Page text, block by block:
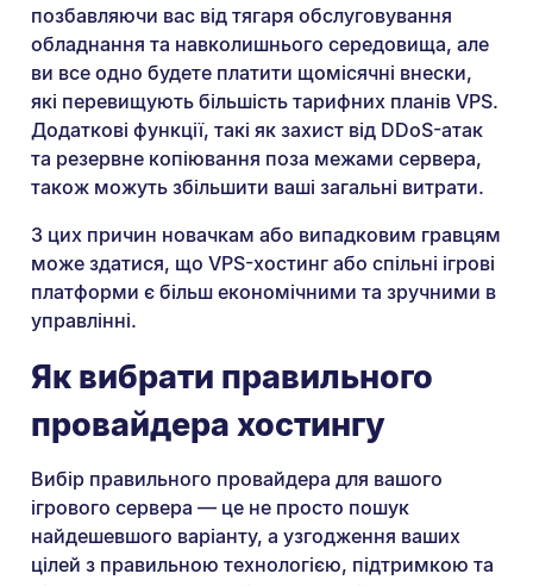
позбавляючи вас від тягаря обслуговування
обладнання та навколишнього середовища, але
ви все одно будете платити щомісячні внески,
які перевищують більшість тарифних планів VPS.
Додаткові функції, такі як захист від DDoS-атак
та резервне копіювання поза межами сервера,
також можуть збільшити ваші загальні витрати.
З цих причин новачкам або випадковим гравцям
може здатися, що VPS-хостинг або спільні ігрові
платформи є більш економічними та зручними в
управлінні.
Як вибрати правильного
провайдера хостингу
Вибір правильного провайдера для вашого
ігрового сервера — це не просто пошук
найдешевшого варіанту, а узгодження ваших
цілей з правильною технологією, підтримкою та